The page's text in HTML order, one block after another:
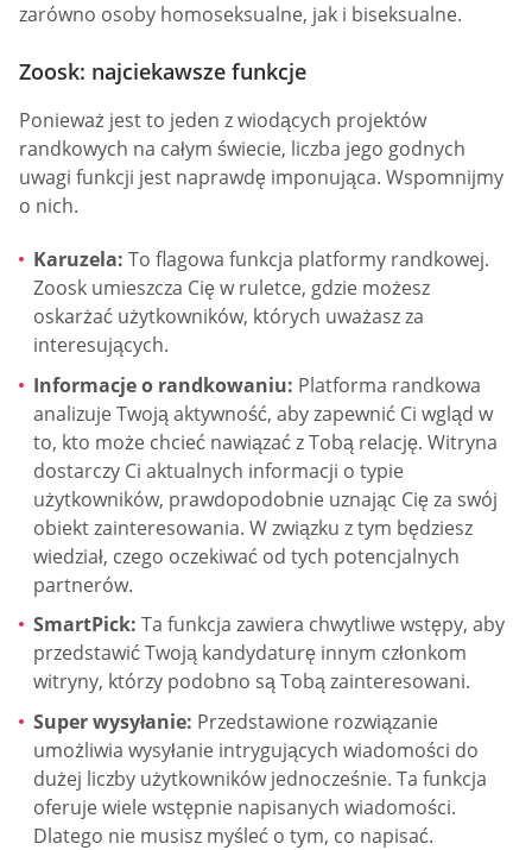
zarówno osoby homoseksualne, jak i biseksualne.
Zoosk: najciekawsze funkcje
Ponieważ jest to jeden z wiodących projektów
randkowych na całym świecie, liczba jego godnych
uwagi funkcji jest naprawdę imponująca. Wspomnijmy
o nich.
Karuzela: To flagowa funkcja platformy randkowej.
Zoosk umieszcza Cię w ruletce, gdzie możesz
oskarżać użytkowników, których uważasz za
interesujących.
Informacje o randkowaniu: Platforma randkowa
analizuje Twoją aktywność, aby zapewnić Ci wgląd w
to, kto może chcieć nawiązać z Tobą relację. Witryna
dostarczy Ci aktualnych informacji o typie
użytkowników, prawdopodobnie uznając Cię za swój
obiekt zainteresowania. W związku z tym będziesz
wiedział, czego oczekiwać od tych potencjalnych
partnerów.
SmartPick: Ta funkcja zawiera chwytliwe wstępy, aby
przedstawić Twoją kandydaturę innym członkom
witryny, którzy podobno są Tobą zainteresowani.
Super wysyłanie: Przedstawione rozwiązanie
umożliwia wysyłanie intrygujących wiadomości do
dużej liczby użytkowników jednocześnie. Ta funkcja
oferuje wiele wstępnie napisanych wiadomości.
Dlatego nie musisz myśleć o tym, co napisać.